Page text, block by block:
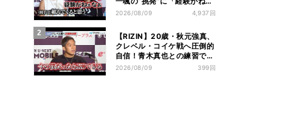
なぁ」
2026/08/09 4,937回
【RIZIN】20歳・秋元強真、
クレベル・コイケ戦へ圧倒的
自信！青木真也との練習で技
術力アップ
2026/08/09 399回